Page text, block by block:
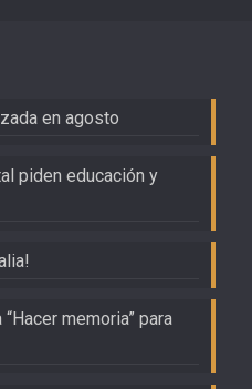
en agosto
piden educación y
memoria” para